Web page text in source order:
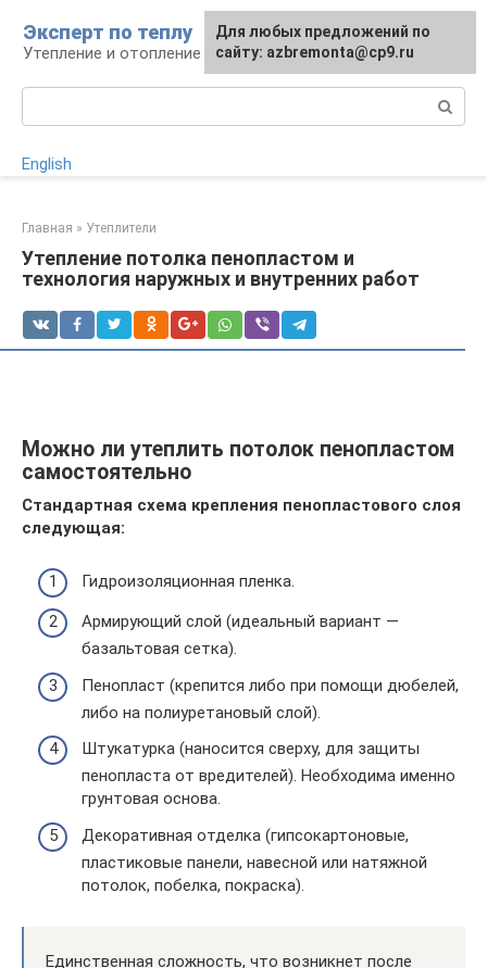
контенту
Эксперт по теплу
Утепление и отопление
English
Главная » Утеплители
Утепление потолка пенопластом и
технология наружных и внутренних работ
Можно ли утеплить потолок пенопластом
самостоятельно
Стандартная схема крепления пенопластового слоя
следующая:
Гидроизоляционная пленка.
Армирующий слой (идеальный вариант —
базальтовая сетка).
Пенопласт (крепится либо при помощи дюбелей,
либо на полиуретановый слой).
Штукатурка (наносится сверху, для защиты
пенопласта от вредителей). Необходима именно
грунтовая основа.
Декоративная отделка (гипсокартоновые,
пластиковые панели, навесной или натяжной
потолок, побелка, покраска).
Единственная сложность, что возникнет после
Для любых предложений по
сайту: azbremonta@cp9.ru